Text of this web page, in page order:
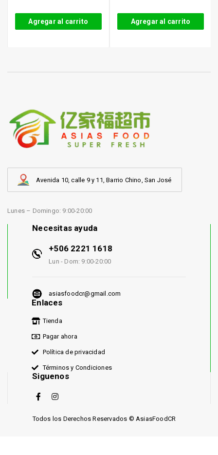
Agregar al carrito Agregar al carrito
Avenida 10, calle 9 y 11, Barrio Chino, San José
Lunes – Domingo: 9:00-20:00
Necesitas ayuda
+506 2221 1618
Lun - Dom: 9:00-20:00
asiasfoodcr@gmail.com
Enlaces
Tienda
Pagar ahora
Política de privacidad
Términos y Condiciones
Siguenos
Todos los Derechos Reservados © AsiasFoodCR